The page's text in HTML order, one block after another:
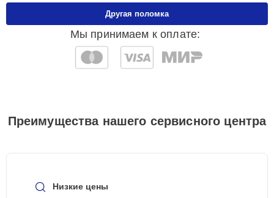
Мы принимаем к оплате:
Другая поломка
Преимущества нашего сервисного центра
Низкие цены